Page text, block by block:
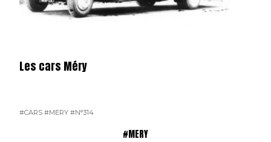
Les cars Méry
#CARS #MERY #N°314
#MERY